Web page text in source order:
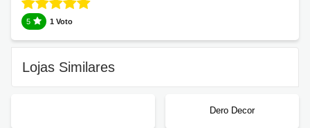
5 1 Voto
Lojas Similares
Dero Decor